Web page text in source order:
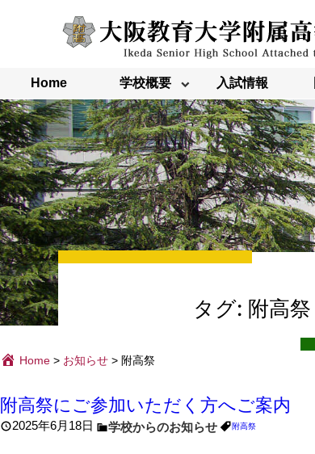
Home 学校概要 入試情報
タグ: 附高祭
Home > お知らせ > 附高祭
附高祭にご参加いただく方へご案内
2025年6月18日 学校からのお知らせ 附高祭